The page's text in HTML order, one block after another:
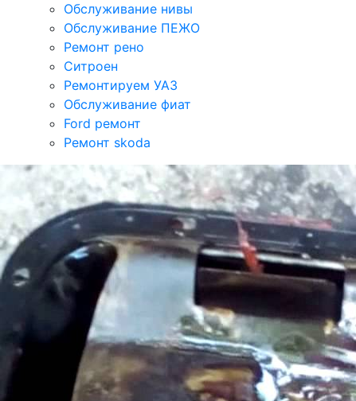
Обслуживание нивы
Обслуживание ПЕЖО
Ремонт рено
Ситроен
Ремонтируем УАЗ
Обслуживание фиат
Ford ремонт
Ремонт skoda